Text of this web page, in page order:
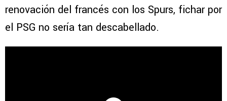
renovación del francés con los Spurs, fichar por
el PSG no sería tan descabellado.